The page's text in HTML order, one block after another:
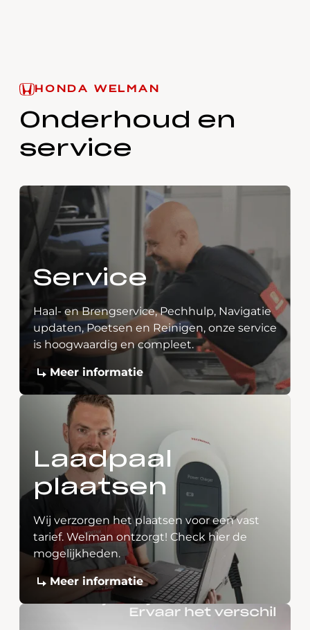
HONDA WELMAN
Onderhoud en
service
Service
Haal- en Brengservice, Pechhulp, Navigatie
updaten, Poetsen en Reinigen, onze service
is hoogwaardig en compleet.
Meer informatie
Laadpaal
plaatsen
Wij verzorgen het plaatsen voor een vast
tarief. Welman ontzorgt! Check hier de
mogelijkheden.
Meer informatie